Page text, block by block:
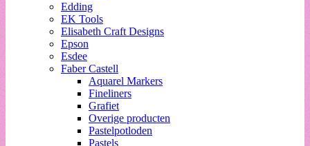
Edding
EK Tools
Elisabeth Craft Designs
Epson
Esdee
Faber Castell
Aquarel Markers
Fineliners
Grafiet
Overige producten
Pastelpotloden
Pastels